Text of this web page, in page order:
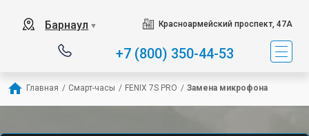
Барнаул ▼ Красноармейский проспект, 47А
+7 (800) 350-44-53
Главная / Смарт-часы / FENIX 7S PRO / Замена микрофона